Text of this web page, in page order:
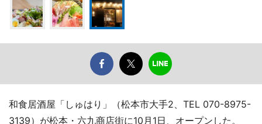
和食居酒屋「しゅはり」（松本市大手2、TEL 070-8975-
3139）が松本・六九商店街に10月1日、オープンした。